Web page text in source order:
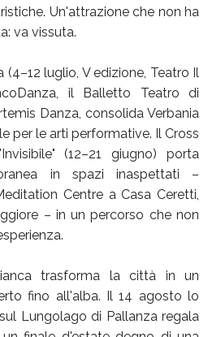
Un'attrazione che non ha
va vissuta.
luglio, V edizione, Teatro Il
il Balletto Teatro di
Danza, consolida Verbania
per le arti performative. Il Cross
(12–21 giugno) porta
in spazi inaspettati –
Centre a Casa Ceretti,
– in un percorso che non
trasforma la città in un
fino all'alba. Il 14 agosto lo
Lungolago di Pallanza regala